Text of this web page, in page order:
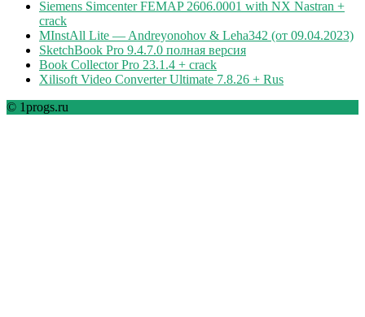
Siemens Simcenter FEMAP 2606.0001 with NX Nastran +
crack
MInstAll Lite — Andreyonohov & Leha342 (от 09.04.2023)
SketchBook Pro 9.4.7.0 полная версия
Book Collector Pro 23.1.4 + crack
Xilisoft Video Converter Ultimate 7.8.26 + Rus
© 1progs.ru